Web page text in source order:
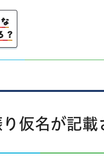
仮名が記載